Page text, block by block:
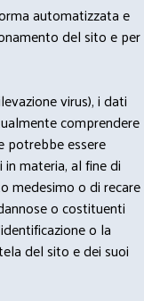
automatizzata e
del sito e per
virus), i dati
comprendere
potrebbe essere
materia, al fine di
medesimo o di recare
o costituenti
o la
del sito e dei suoi